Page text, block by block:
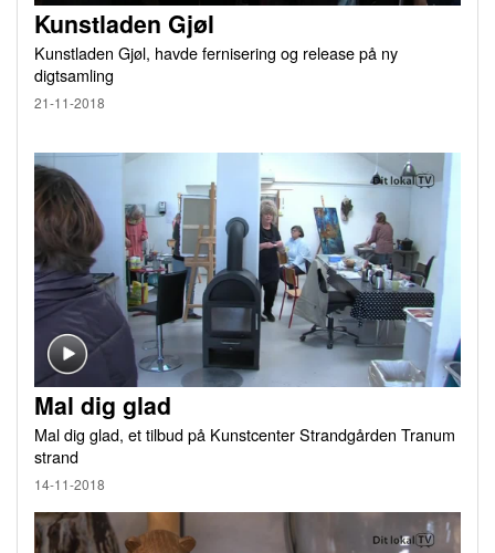
Kunstladen Gjøl
Kunstladen Gjøl, havde fernisering og release på ny
digtsamling
21-11-2018
Mal dig glad
Mal dig glad, et tilbud på Kunstcenter Strandgården Tranum
strand
14-11-2018